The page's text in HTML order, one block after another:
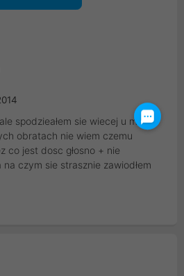
spodzieałem sie wiecej u mnie
obratach nie wiem czemu
co jest dosc głosno + nie
czym sie strasznie zawiodłem